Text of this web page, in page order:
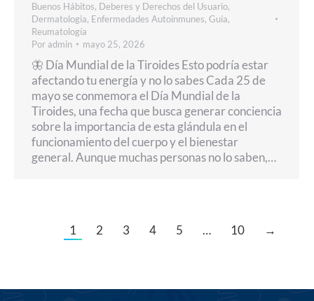
Buenos Hábitos, Deberes y Derechos del Usuario,
Dermatologia, Enfermedades Autoinmunes, Guia,
Reumatología
Poradmin mayo 25, 2026
🦋 Día Mundial de la Tiroides Esto podría estar
afectando tu energía y no lo sabes Cada 25 de
mayo se conmemora el Día Mundial de la
Tiroides, una fecha que busca generar conciencia
sobre la importancia de esta glándula en el
funcionamiento del cuerpo y el bienestar
general. Aunque muchas personas no lo saben,…
1 2 3 4 5 … 10 →